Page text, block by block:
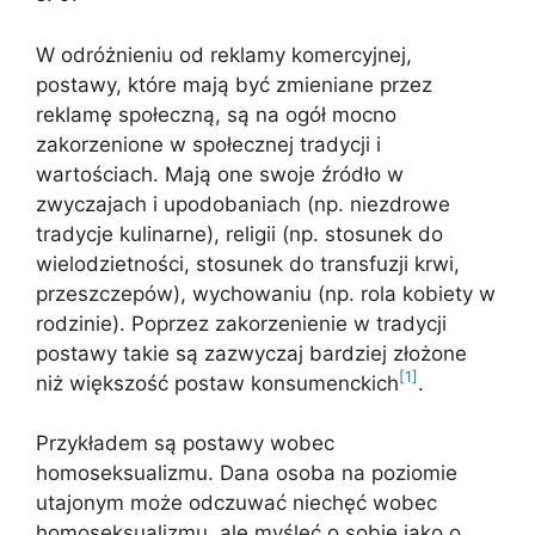
W odróżnieniu od reklamy komercyjnej,
postawy, które mają być zmieniane przez
reklamę społeczną, są na ogół mocno
zakorzenione w społecznej tradycji i
wartościach. Mają one swoje źródło w
zwyczajach i upodobaniach (np. niezdrowe
tradycje kulinarne), religii (np. stosunek do
wielodzietności, stosunek do transfuzji krwi,
przeszczepów), wychowaniu (np. rola kobiety w
rodzinie). Poprzez zakorzenienie w tradycji
postawy takie są zazwyczaj bardziej złożone
niż większość postaw konsumenckich[1] .
Przykładem są postawy wobec
homoseksualizmu. Dana osoba na poziomie
utajonym może odczuwać niechęć wobec